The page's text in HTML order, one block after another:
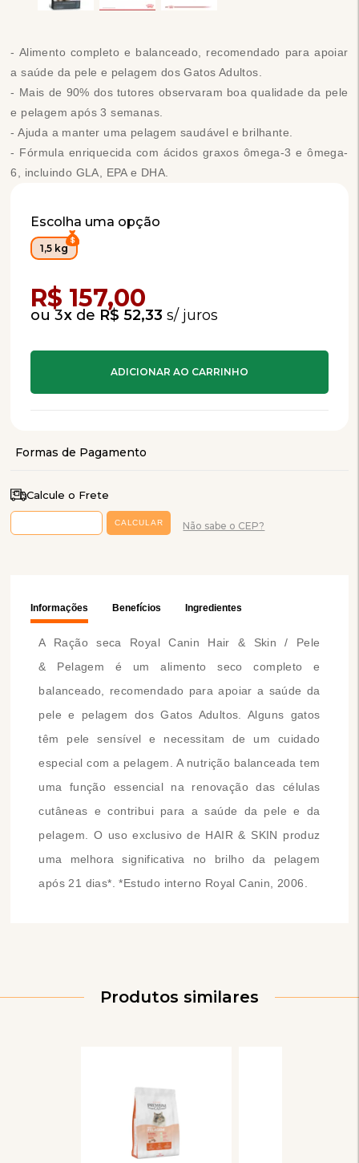
- Alimento completo e balanceado, recomendado para apoiar
a saúde da pele e pelagem dos Gatos Adultos.
- Mais de 90% dos tutores observaram boa qualidade da pele
e pelagem após 3 semanas.
- Ajuda a manter uma pelagem saudável e brilhante.
- Fórmula enriquecida com ácidos graxos ômega-3 e ômega-
6, incluindo GLA, EPA e DHA.
Escolha uma opção
1,5 kg
R$ 157,00
3x de R$ 52,33
Calcule o Frete
Não sabe o CEP?
Informações Benefícios Ingredientes
A Ração seca Royal Canin Hair & Skin / Pele
& Pelagem é um alimento seco completo e
balanceado, recomendado para apoiar a saúde da
pele e pelagem dos Gatos Adultos. Alguns gatos
têm pele sensível e necessitam de um cuidado
especial com a pelagem. A nutrição balanceada tem
uma função essencial na renovação das células
cutâneas e contribui para a saúde da pele e da
pelagem. O uso exclusivo de HAIR & SKIN produz
uma melhora significativa no brilho da pelagem
após 21 dias*. *Estudo interno Royal Canin, 2006.
Produtos similares